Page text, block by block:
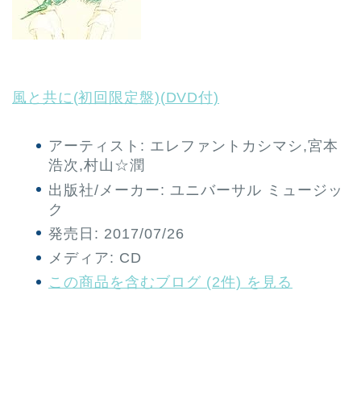
風と共に(初回限定盤)(DVD付)
アーティスト: エレファントカシマシ,宮本
浩次,村山☆潤
出版社/メーカー: ユニバーサル ミュージッ
ク
発売日: 2017/07/26
メディア: CD
この商品を含むブログ (2件) を見る